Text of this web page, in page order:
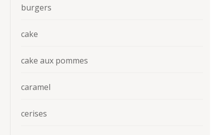
burgers
cake
cake aux pommes
caramel
cerises